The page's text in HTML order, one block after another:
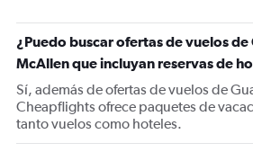
¿Puedo buscar ofertas de vuelos de
McAllen que incluyan reservas de
Sí, además de ofertas de vuelos de
Cheapflights ofrece paquetes de
tanto vuelos como hoteles.